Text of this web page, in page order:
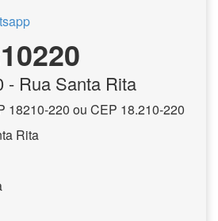
- Rua Santa Rita
18210-220 ou CEP 18.210-220
Rita